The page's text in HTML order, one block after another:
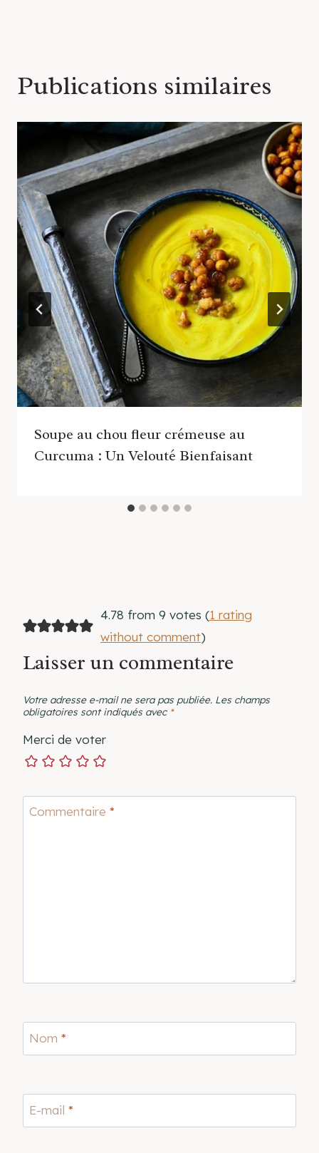
Publications similaires
Soupe au chou fleur crémeuse au
Curcuma : Un Velouté Bienfaisant
4.78 from 9 votes (1 rating
without comment)
Laisser un commentaire
Votre adresse e-mail ne sera pas publiée. Les champs
obligatoires sont indiqués avec *
Merci de voter
Commentaire *
Nom *
E-mail *